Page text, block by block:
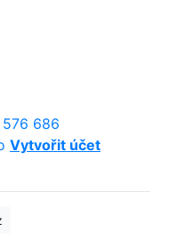
686
Vytvořit účet